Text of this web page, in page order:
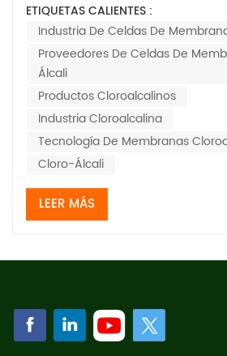
2022, este sector produjo alrededor
toneladas de cloro-álcali
impresionante. Una tecnología qu...
ETIQUETAS CALIENTES :
Industria De Celdas De
Proveedores De Celdas De
Álcali
Productos Cloroalcalinos
Industria Cloroalcalina
Tecnología De Membranas
Cloro-Álcali
LEER MÁS